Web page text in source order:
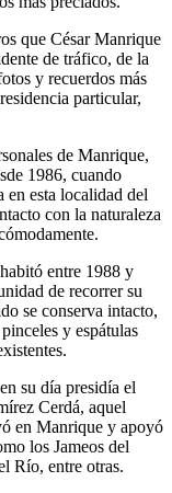
que César Manrique
de tráfico, de la
y recuerdos más
particular,
de Manrique,
1986, cuando
en esta localidad del
con la naturaleza
entre 1988 y
de recorrer su
se conserva intacto,
y espátulas
su día presidía el
Cerdá, aquel
en Manrique y apoyó
los Jameos del
Río, entre otras.